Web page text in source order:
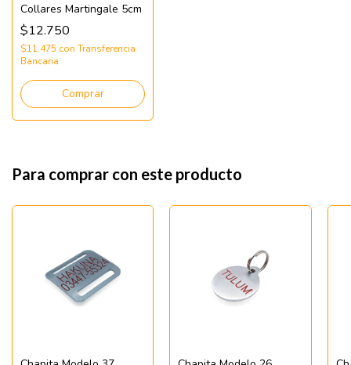
Collares Martingale 5cm
$12.750
$11.475 con Transferencia
Bancaria
Comprar
Para comprar con este producto